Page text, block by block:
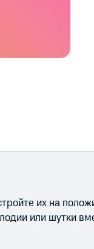
их на
или шутки